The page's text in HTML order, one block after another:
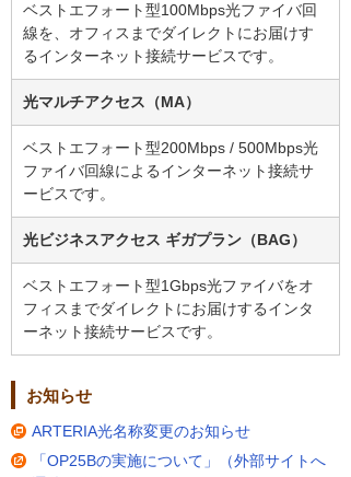
ベストエフォート型100Mbps光ファイバ回
線を、オフィスまでダイレクトにお届けす
るインターネット接続サービスです。
光マルチアクセス（MA）
ベストエフォート型200Mbps / 500Mbps光
ファイバ回線によるインターネット接続サ
ービスです。
光ビジネスアクセス ギガプラン（BAG）
ベストエフォート型1Gbps光ファイバをオ
フィスまでダイレクトにお届けするインタ
ーネット接続サービスです。
お知らせ
ARTERIA光名称変更のお知らせ
「OP25Bの実施について」（外部サイトへ